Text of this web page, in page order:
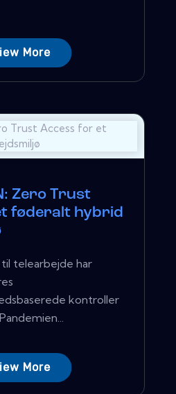
More
Zero Trust
føderalt hybrid
telearbejde har
kontroller
More